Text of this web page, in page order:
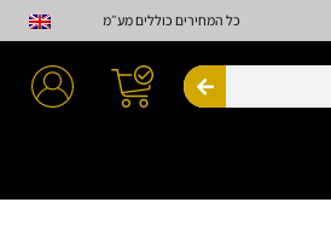
כל המחירים כוללים מע״מ
חיפוש